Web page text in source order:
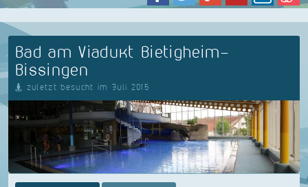
Bad am Viadukt Bietigheim-
Bissingen
zuletzt besucht im Juli 2015